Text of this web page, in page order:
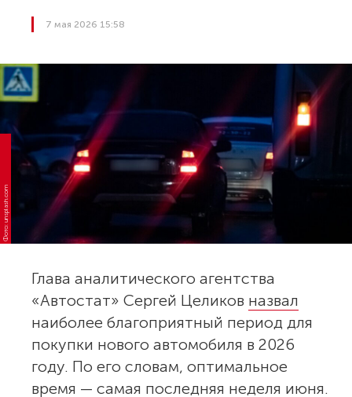
7 мая 2026 15:58
Фото: unsplash.com
Глава аналитического агентства
«Автостат» Сергей Целиков назвал
наиболее благоприятный период для
покупки нового автомобиля в 2026
году. По его словам, оптимальное
время — самая последняя неделя июня.